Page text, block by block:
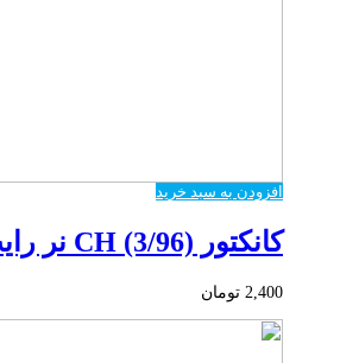
افزودن به سبد خرید
کانکتور CH (3/96) نر رایت 8 پین
2,400 تومان